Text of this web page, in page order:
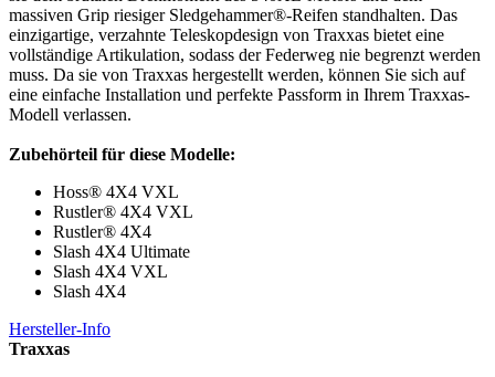
massiven Grip riesiger Sledgehammer®-Reifen standhalten. Das
einzigartige, verzahnte Teleskopdesign von Traxxas bietet eine
vollständige Artikulation, sodass der Federweg nie begrenzt werden
muss. Da sie von Traxxas hergestellt werden, können Sie sich auf
eine einfache Installation und perfekte Passform in Ihrem Traxxas-
Modell verlassen.
Zubehörteil für diese Modelle:
Hoss® 4X4 VXL
Rustler® 4X4 VXL
Rustler® 4X4
Slash 4X4 Ultimate
Slash 4X4 VXL
Slash 4X4
Hersteller-Info
Traxxas